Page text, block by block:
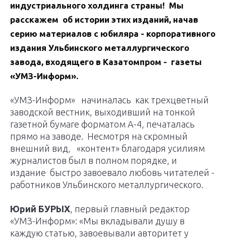
индустриального холдинга страны! Мы
расскажем об истории этих изданий, начав
серию материалов с юбиляра - корпоративного
издания Ульбинского металлургического
завода, входящего в Казатомпром - газеты
«УМЗ-Информ».
«УМЗ-Информ» начиналась как трехцветный
заводской вестник, выходивший на тонкой
газетной бумаге форматом А-4, печаталась
прямо на заводе. Несмотря на скромный
внешний вид, «контент» благодаря усилиям
журналистов был в полном порядке, и
издание быстро завоевало любовь читателей -
работников Ульбинского металлургического.
Юрий БУРЫХ, первый главный редактор
«УМЗ-Информ»: «Мы вкладывали душу в
каждую статью, завоевывали авторитет у